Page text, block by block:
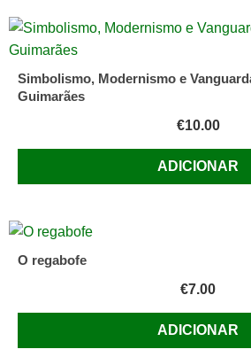
Simbolismo, Modernismo e
Guimarães
€10.00
ADICIONAR
O regabofe
€7.00
ADICIONAR